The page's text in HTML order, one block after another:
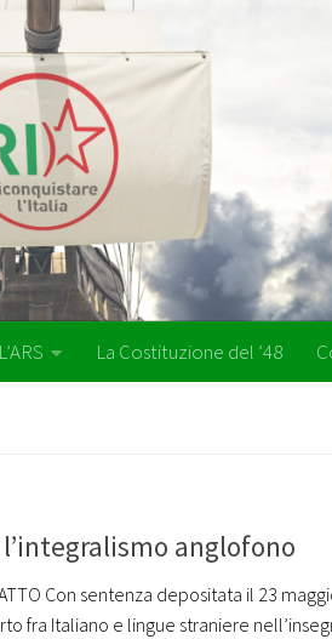
L’ARS La Costituzione del ’48
anglofono
Con sentenza depositata il 23
fra Italiano e lingue straniere